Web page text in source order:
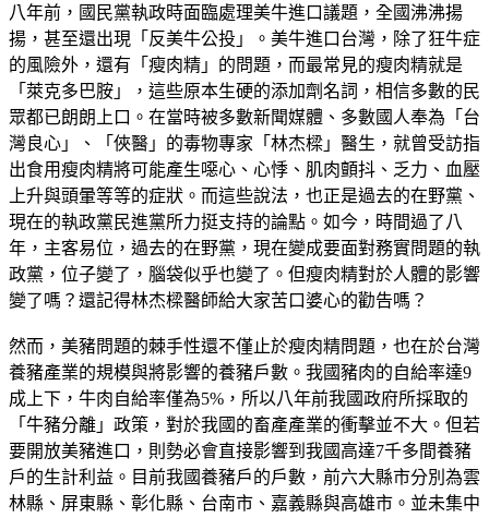
八年前，國民黨執政時面臨處理美牛進口議題，全國沸沸揚
揚，甚至還出現「反美牛公投」。美牛進口台灣，除了狂牛症
的風險外，還有「瘦肉精」的問題，而最常見的瘦肉精就是
「萊克多巴胺」，這些原本生硬的添加劑名詞，相信多數的民
眾都已朗朗上口。在當時被多數新聞媒體、多數國人奉為「台
灣良心」、「俠醫」的毒物專家「林杰樑」醫生，就曾受訪指
出食用瘦肉精將可能產生噁心、心悸、肌肉顫抖、乏力、血壓
上升與頭暈等等的症狀。而這些說法，也正是過去的在野黨、
現在的執政黨民進黨所力挺支持的論點。如今，時間過了八
年，主客易位，過去的在野黨，現在變成要面對務實問題的執
政黨，位子變了，腦袋似乎也變了。但瘦肉精對於人體的影響
變了嗎？還記得林杰樑醫師給大家苦口婆心的勸告嗎？
然而，美豬問題的棘手性還不僅止於瘦肉精問題，也在於台灣
養豬產業的規模與將影響的養豬戶數。我國豬肉的自給率達9
成上下，牛肉自給率僅為5%，所以八年前我國政府所採取的
「牛豬分離」政策，對於我國的畜產產業的衝擊並不大。但若
要開放美豬進口，則勢必會直接影響到我國高達7千多間養豬
戶的生計利益。目前我國養豬戶的戶數，前六大縣市分別為雲
林縣、屏東縣、彰化縣、台南市、嘉義縣與高雄市。並未集中